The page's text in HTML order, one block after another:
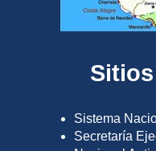
Sistema
Secretaría